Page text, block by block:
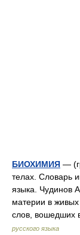
БИОХИМИЯ —
телах. Словарь
языка. Чудинов
материи в
слов, вошедших
русского языка